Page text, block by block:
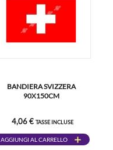
BANDIERA SVIZZERA
90X150CM
4,06 € TASSE INCLUSE
AGGIUNGI AL CARRELLO